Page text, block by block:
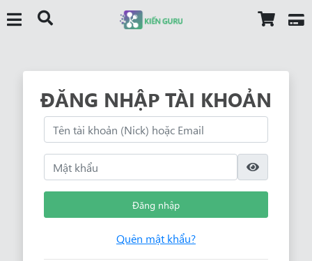
ĐĂNG NHẬP TÀI KHOẢN
Đăng nhập
Quên mật khẩu?